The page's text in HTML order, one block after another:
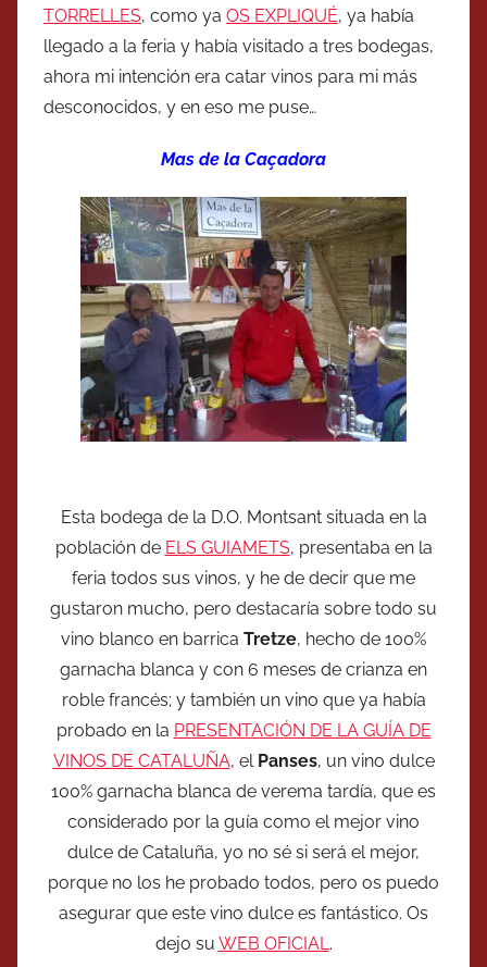
TORRELLES, como ya OS EXPLIQUÉ, ya había
llegado a la feria y había visitado a tres bodegas,
ahora mi intención era catar vinos para mi más
desconocidos, y en eso me puse…
Mas de la Caçadora
Esta bodega de la D.O. Montsant situada en la
población de ELS GUIAMETS, presentaba en la
feria todos sus vinos, y he de decir que me
gustaron mucho, pero destacaría sobre todo su
vino blanco en barrica Tretze, hecho de 100%
garnacha blanca y con 6 meses de crianza en
roble francés; y también un vino que ya había
probado en la PRESENTACIÓN DE LA GUÍA DE
VINOS DE CATALUÑA, el Panses, un vino dulce
100% garnacha blanca de verema tardía, que es
considerado por la guía como el mejor vino
dulce de Cataluña, yo no sé si será el mejor,
porque no los he probado todos, pero os puedo
asegurar que este vino dulce es fantástico. Os
dejo su WEB OFICIAL.